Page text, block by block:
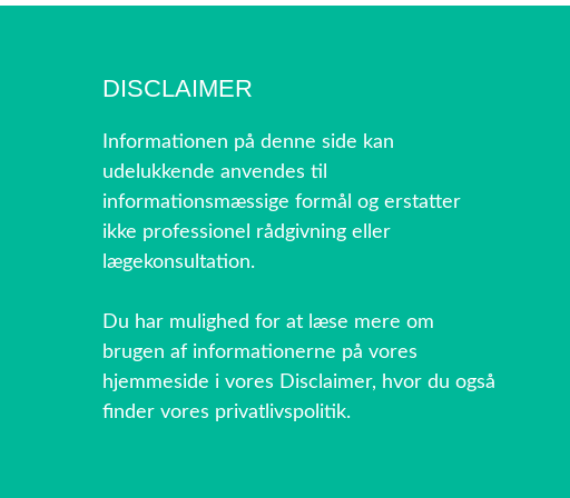
DISCLAIMER
Informationen på denne side kan
udelukkende anvendes til
informationsmæssige formål og erstatter
ikke professionel rådgivning eller
lægekonsultation.
Du har mulighed for at læse mere om
brugen af informationerne på vores
hjemmeside i vores Disclaimer, hvor du også
finder vores privatlivspolitik.